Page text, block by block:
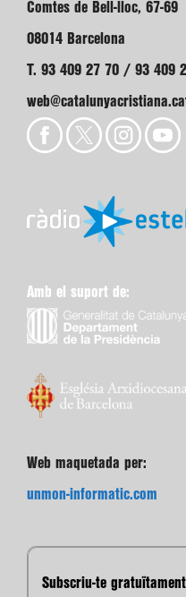
Comtes de Bell-lloc, 67-69
08014 Barcelona
T. 93 409 27 70 / 93 409
Amb el suport de:
Web maquetada per:
unmon-informatic.com
Subscriu-te